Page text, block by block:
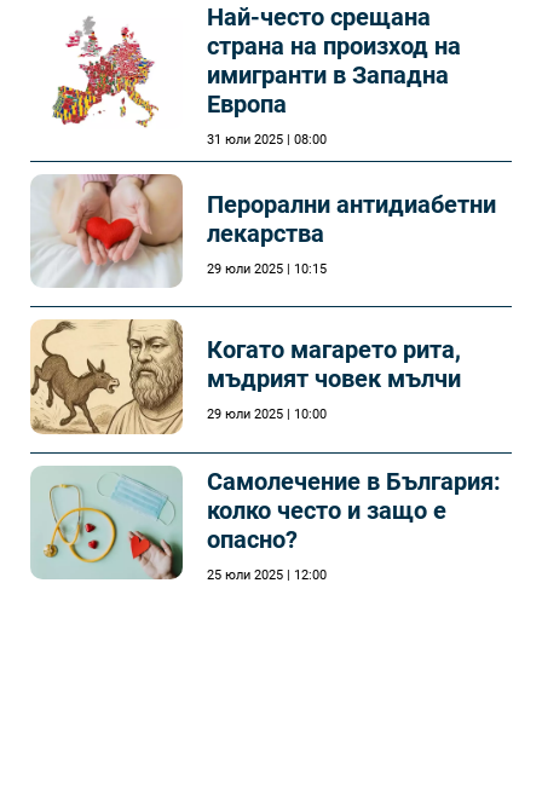
Най-често срещана
страна на произход на
имигранти в Западна
Европа
31 юли 2025 | 08:00
Перорални антидиабетни
лекарства
29 юли 2025 | 10:15
Когато магарето рита,
мъдрият човек мълчи
29 юли 2025 | 10:00
Самолечeние в България:
колко често и защо е
опасно?
25 юли 2025 | 12:00